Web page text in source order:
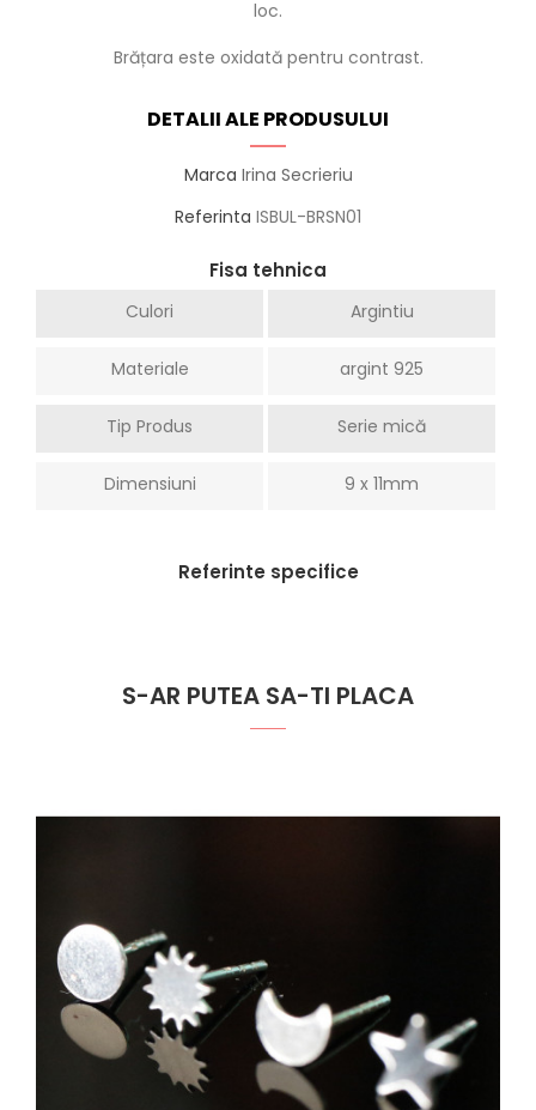
loc.
Brățara este oxidată pentru contrast.
DETALII ALE PRODUSULUI
Marca Irina Secrieriu
Referinta ISBUL-BRSN01
Fisa tehnica
Culori Argintiu
Materiale argint 925
Tip Produs Serie mică
Dimensiuni 9 x 11mm
Referinte specifice
S-AR PUTEA SA-TI PLACA